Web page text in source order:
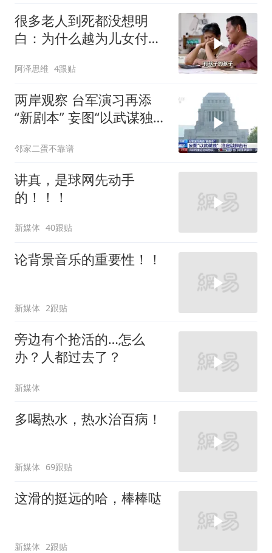
很多老人到死都没想明
白：为什么越为儿女付
阿泽思维 4跟贴
两岸观察 台军演习再添
“新剧本” 妄图“以武谋独”
邻家二蛋不靠谱
讲真，是球网先动手
的！！！
新媒体 40跟贴
论背景音乐的重要性！！
新媒体 2跟贴
旁边有个抢活的…怎么
办？人都过去了？
新媒体
多喝热水，热水治百病！
新媒体 69跟贴
这滑的挺远的哈，棒棒哒
新媒体 2跟贴